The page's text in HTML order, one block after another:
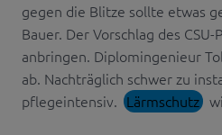
gegen die Blitze sollte etwas
Bauer. Der Vorschlag des
anbringen. Diplomingenieur
ab. Nachträglich schwer zu
pflegeintensiv. Lärmschutz